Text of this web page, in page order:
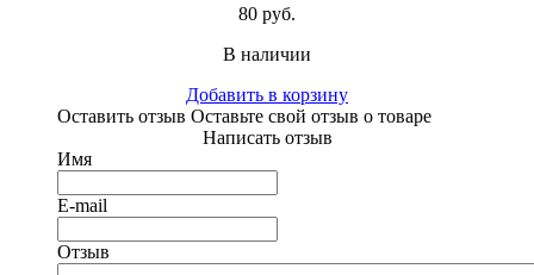
80 руб.
В наличии
Добавить в корзину
Оставить отзыв Оставьте свой отзыв о товаре
Написать отзыв
Имя
E-mail
Отзыв